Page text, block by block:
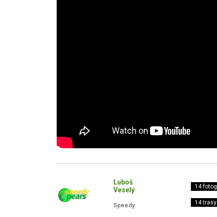
Luboš
Veselý
Speedy
14
14 trasy